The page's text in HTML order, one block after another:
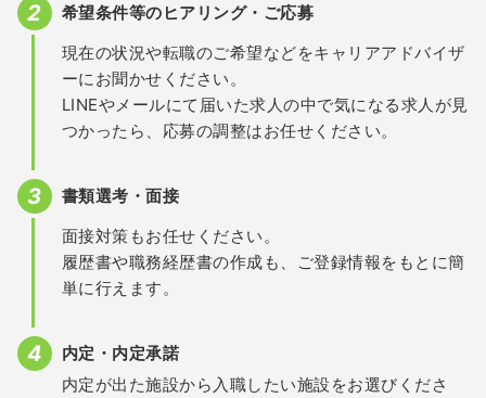
希望条件等のヒアリング・ご応募
現在の状況や転職のご希望などをキャリアアドバイザ
ーにお聞かせください。
LINEやメールにて届いた求人の中で気になる求人が見
つかったら、応募の調整はお任せください。
書類選考・面接
面接対策もお任せください。
履歴書や職務経歴書の作成も、ご登録情報をもとに簡
単に行えます。
内定・内定承諾
内定が出た施設から入職したい施設をお選びくださ